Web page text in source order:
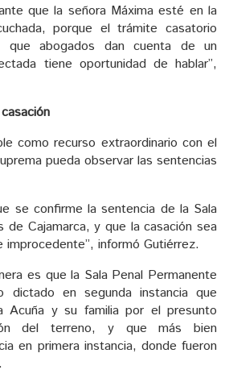
que la señora Máxima esté en la
porque el trámite casatorio
que abogados dan cuenta de un
tiene oportunidad de hablar”,
como recurso extraordinario con el
pueda observar las sentencias
se confirme la sentencia de la Sala
de Cajamarca, y que la casación sea
improcedente”, informó Gutiérrez.
es que la Sala Penal Permanente
dictado en segunda instancia que
Acuña y su familia por el presunto
del terreno, y que más bien
en primera instancia, donde fueron